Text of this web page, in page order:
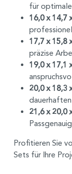
für
16,0 x 14,7
17,7 x 15,8
präzise
19,0 x 17,1
20,0 x 18,3
21,6 x 20,0
Profitieren Sie
Sets für Ihre